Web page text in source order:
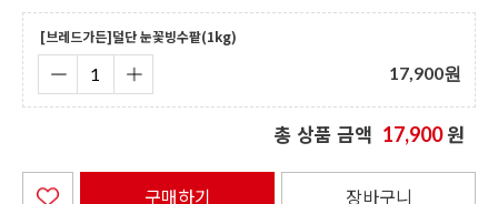
[브레드가든]덜단 눈꽃빙수팥(1kg)
17,900원
총 상품 금액 17,900원
구매하기 장바구니